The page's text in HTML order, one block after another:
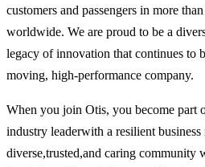
customers and passengers in more
worldwide. We are proud to be a
legacy of innovation that continues to
moving, high-performance company.
When you join Otis, you become part
industry leaderwith a resilient
diverse,trusted,and caring community